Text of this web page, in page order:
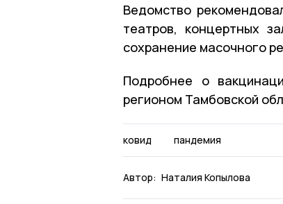
Ведомство
театров, концертных
сохранение масочного
Подробнее о
регионом Тамбовской
ковид пандемия
Автор: Наталия Копылова